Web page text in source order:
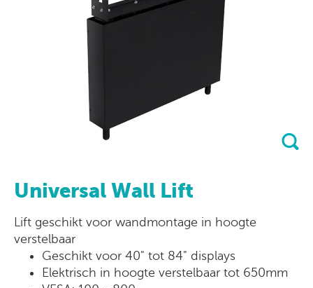
Universal Wall Lift
Lift geschikt voor wandmontage in hoogte
verstelbaar
Geschikt voor 40" tot 84" displays
Elektrisch in hoogte verstelbaar tot 650mm